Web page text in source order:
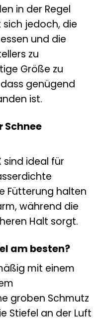
in der Regel
sich jedoch, die
und die
zu
Größe zu
genügend
ist.
Schnee
sind ideal für
Fütterung halten
während die
Halt sorgt.
am besten?
mit einem
groben Schmutz
Stiefel an der Luft